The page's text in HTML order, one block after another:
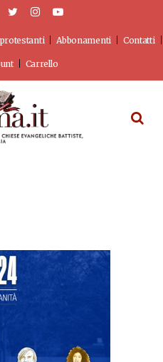
Abbonamenti Contatti
Carrello